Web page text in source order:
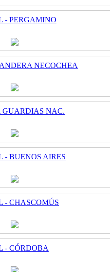
- PERGAMINO
NECOCHEA
NAC.
BUENOS AIRES
- CHASCOMÚS
- CÓRDOBA